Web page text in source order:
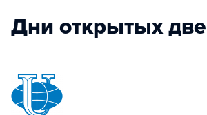
Дни открытых